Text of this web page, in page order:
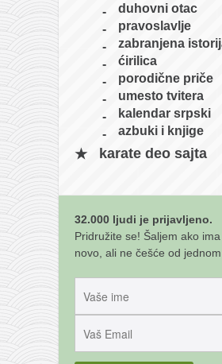
duhovni otac
pravoslavlje
zabranjena
ćirilica
porodične priče
umesto tvitera
kalendar srpski
azbuki i knjige
karate deo sajta
32.000 ljudi je prijavljeno.
Pridružite se! Šaljem ako
novo, ali ne češće od